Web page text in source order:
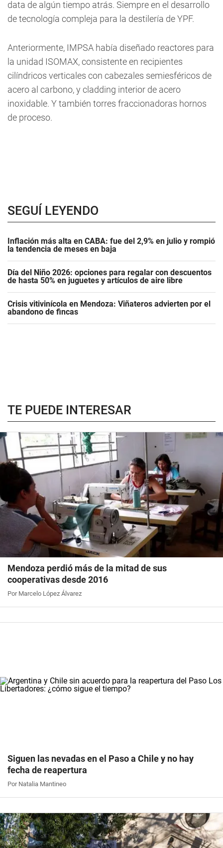
data de algún tiempo atrás. Siempre en el desarrollo
de tecnología compleja para la destilería de YPF.
Anteriormente, IMPSA había diseñado reactores para
la unidad ISOMAX, consistente en recipientes
cilíndricos verticales con cabezales semiesféricos de
acero al carbono, y cladding interior de acero
inoxidable. Y también torres fraccionadoras hornos
de proceso.
SEGUÍ LEYENDO
Inflación más alta en CABA: fue del 2,9% en julio y rompió
la tendencia de meses en baja
Día del Niño 2026: opciones para regalar con descuentos
de hasta 50% en juguetes y artículos de aire libre
Crisis vitivinícola en Mendoza: Viñateros advierten por el
abandono de fincas
TE PUEDE INTERESAR
Mendoza perdió más de la mitad de sus
cooperativas desde 2016
Por Marcelo López Álvarez
Siguen las nevadas en el Paso a Chile y no hay
fecha de reapertura
Por Natalia Mantineo